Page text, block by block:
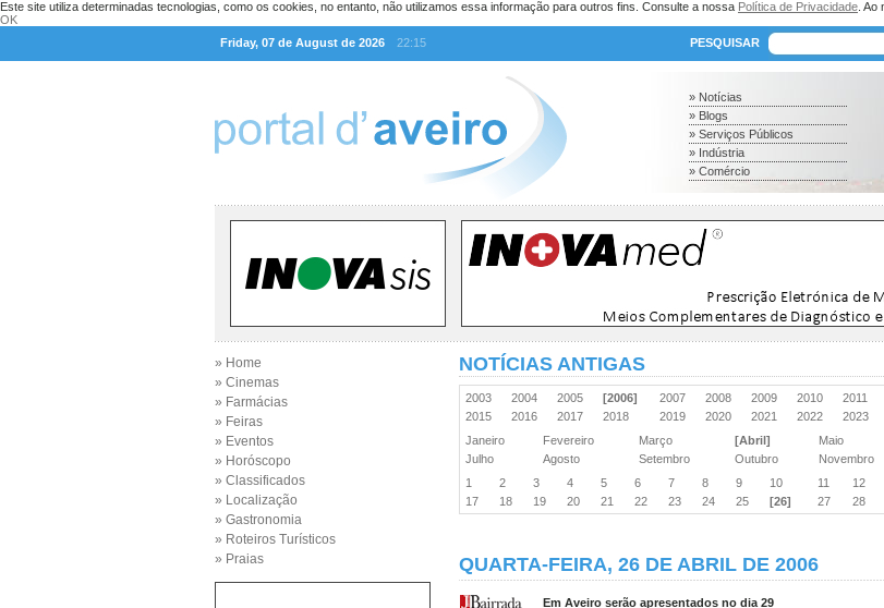
Este site utiliza determinadas tecnologias, como os cookies, no entanto, não utilizamos essa informação para outros fins. Consulte a nossa Política de Privacidade .
OK
Friday, 07 de August de 2026
22:15 PESQUISAR
» Notícias
» Blogs
» Serviços Públicos
» Indústria
» Comércio
» Home
» Cinemas
» Farmácias
» Feiras
» Eventos
» Horóscopo
» Classificados
» Localização
» Gastronomia
» Roteiros Turísticos
» Praias
NOTÍCIAS ANTIGAS
2003 2004 2005 [2006] 2007 2008 2009 2010 2011
2015
2016 2017 2018 2019 2020 2021 2022 2023
Janeiro
Fevereiro Março [Abril] Maio
Julho
Agosto Setembro Outubro Novembro
1
2 3 4 5 6 7 8 9 10 11 12
17
18 19 20 21 22 23 24 25 [26] 27 28
QUARTA-FEIRA, 26 DE ABRIL DE 2006
Em Aveiro serão apresentados no dia 29